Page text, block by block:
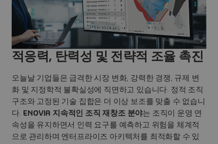
적응력, 탄력성 및 전략적 조율 촉진
오늘날 기업들은 급격한 시장 변화, 강력한 경쟁, 규제 변
화 및 지정학적 불확실성에 직면하고 있습니다. 정적 조직
구조와 고정된 기술 집합은 더 이상 보조를 맞출 수 없습니
다. ENOVIA 지속적인 조직 재창조 분야는 조직이 운영 연
속성을 유지하면서 인력 요구를 예측하고 위험을 체계적
으로 관리하며 엔터프라이즈 아키텍처를 최적화할 수 있